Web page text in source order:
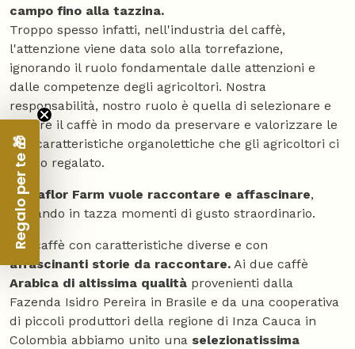
campo fino alla tazzina.
Troppo spesso infatti, nell'industria del caffè,
l'attenzione viene data solo alla torrefazione,
ignorando il ruolo fondamentale dalle attenzioni e
dalle competenze degli agricoltori. Nostra
responsabilità, nostro ruolo è quella di selezionare e
tostare il caffè in modo da preservare e valorizzare le
sue caratteristiche organolettiche che gli agricoltori ci
hanno regalato.
Mokaflor Farm vuole raccontare e affascinare,
portando in tazza momenti di gusto straordinario.
Tre caffè con caratteristiche diverse e con
affascinanti storie da raccontare. Ai due caffè
Arabica di altissima qualità provenienti dalla
Fazenda Isidro Pereira in Brasile e da una cooperativa
di piccoli produttori della regione di Inza Cauca in
Colombia abbiamo unito una selezionatissima
Regalo per te 🎁